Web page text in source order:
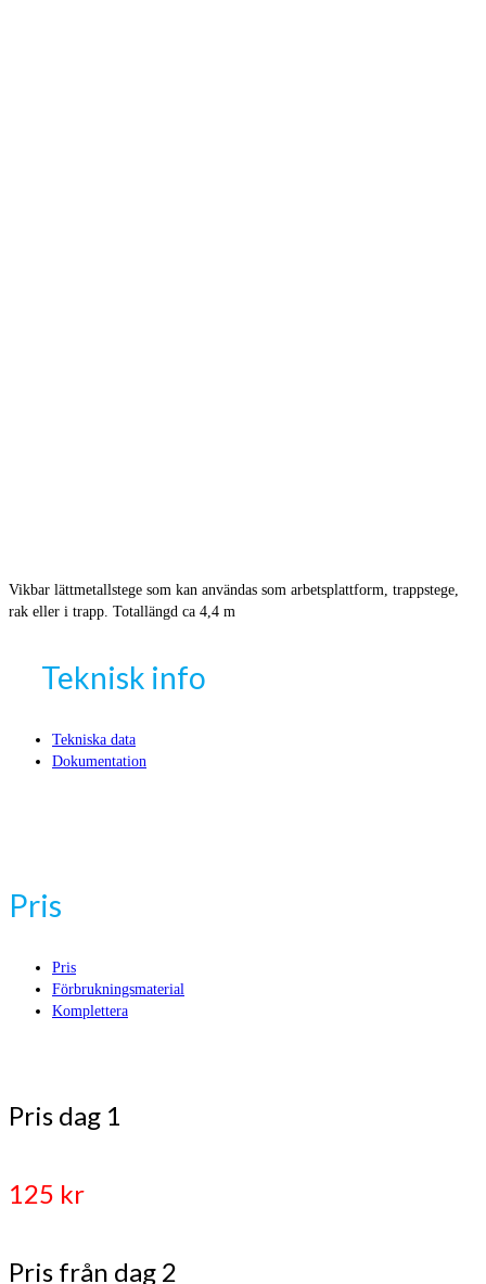
Vikbar lättmetallstege som kan användas som arbetsplattform, trappstege,
rak eller i trapp. Totallängd ca 4,4 m
Teknisk info
Tekniska data
Dokumentation
Pris
Pris
Förbrukningsmaterial
Komplettera
Pris dag 1
125 kr
Pris från dag 2